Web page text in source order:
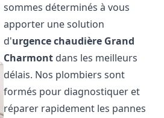
sommes déterminés à vous
apporter une solution
d'urgence chaudière Grand
Charmont dans les meilleurs
délais. Nos plombiers sont
formés pour diagnostiquer et
réparer rapidement les pannes